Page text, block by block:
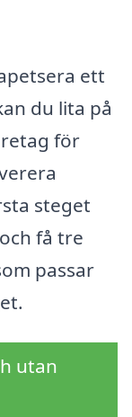
ett
du lita på
för
steget
få tre
passar
utan